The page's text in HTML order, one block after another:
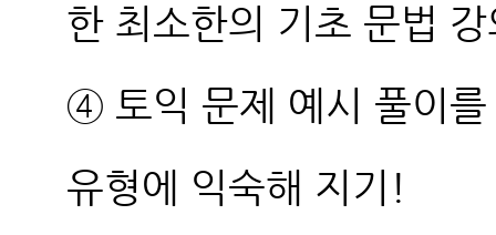
한 최소한의 기초 문법 강
④ 토익 문제 예시 풀이
유형에 익숙해 지기!